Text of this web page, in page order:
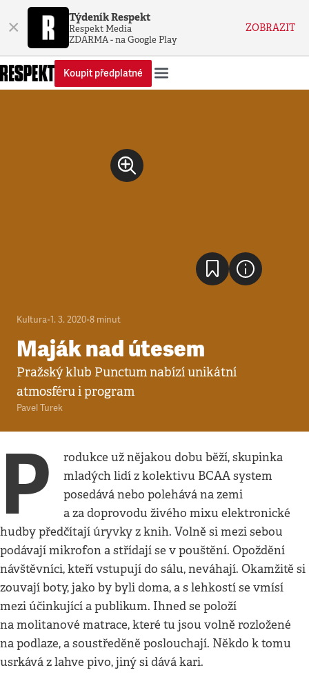
× Týdeník Respekt
Respekt Media
ZDARMA - na Google Play
ZOBRAZIT
Koupit předplatné
Kultura•1. 3. 2020•8 minut
Maják nad útesem
Pražský klub Punctum nabízí unikátní
atmosféru i program
Pavel Turek
P
rodukce už nějakou dobu běží, skupinka
mladých lidí z kolektivu BCAA system
posedává nebo polehává na zemi
a za doprovodu živého mixu elektronické
hudby předčítají úryvky z knih. Volně si mezi sebou
podávají mikrofon a střídají se v pouštění. Opoždění
návštěvníci, kteří vstupují do sálu, neváhají. Okamžitě si
zouvají boty, jako by byli doma, a s lehkostí se vmísí
mezi účinkující a publikum. Ihned se položí
na molitanové matrace, které tu jsou volně rozložené
na podlaze, a soustředěně poslouchají. Někdo k tomu
usrkává z lahve pivo, jiný si dává kari.